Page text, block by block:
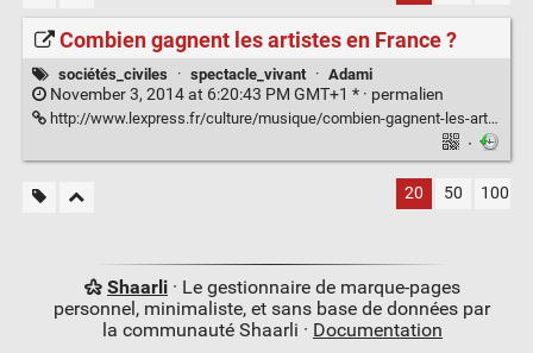
Combien gagnent les artistes en France ?
sociétés_civiles · spectacle_vivant · Adami
November 3, 2014 at 6:20:43 PM GMT+1 * · permalien
http://www.lexpress.fr/culture/musique/combien-gagnent-les-artistes-en-france_1214887.html
·
20 50 100
Shaarli· Le gestionnaire de marque-pages
personnel, minimaliste, et sans base de données par
la communauté Shaarli · Documentation